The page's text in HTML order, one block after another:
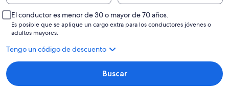
El conductor es menor de 30 o mayor de 70 años.
Es posible que se aplique un cargo extra para los conductores jóvenes o
adultos mayores.
Tengo un código de descuento
Buscar